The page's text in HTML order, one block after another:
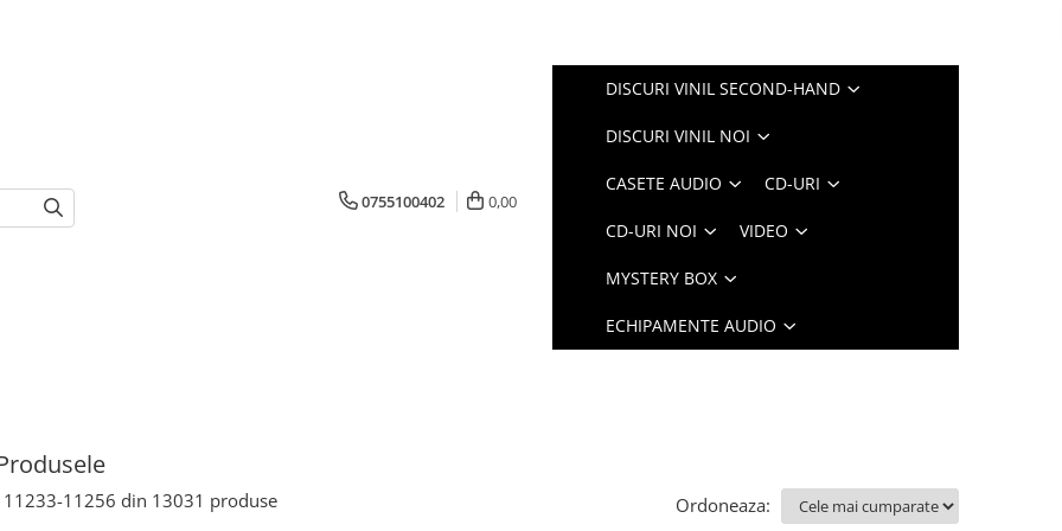
0755100402 0,00
DISCURI VINIL SECOND-HAND
DISCURI VINIL NOI
CASETE AUDIO CD-URI
CD-URI NOI VIDEO
MYSTERY BOX
ECHIPAMENTE AUDIO
11233-11256 din 13031 produse Ordoneaza: